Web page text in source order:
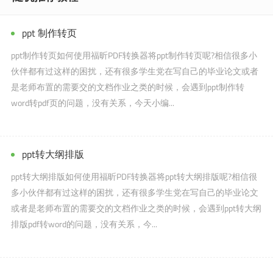
ppt 制作转页
ppt制作转页如何使用福昕PDF转换器将ppt制作转页呢?相信很多小
伙伴都有过这样的困扰，还有很多学生党在写自己的毕业论文或者
是老师布置的需要交的文档作业之类的时候，会遇到ppt制作转
word转pdf页的问题，没有关系，今天小编...
ppt转大纲排版
ppt转大纲排版如何使用福昕PDF转换器将ppt转大纲排版呢?相信很
多小伙伴都有过这样的困扰，还有很多学生党在写自己的毕业论文
或者是老师布置的需要交的文档作业之类的时候，会遇到ppt转大纲
排版pdf转word的问题，没有关系，今...